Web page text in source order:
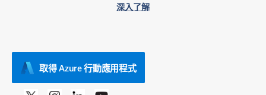
深入了解
取得 Azure 行動應用程式